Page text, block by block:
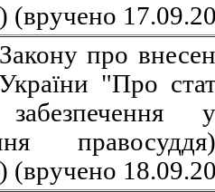
(вручено
про
"Про
(вручено